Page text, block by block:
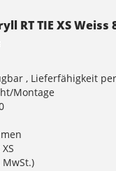
RT TIE XS Weiss
, Lieferfähigkeit
Montage